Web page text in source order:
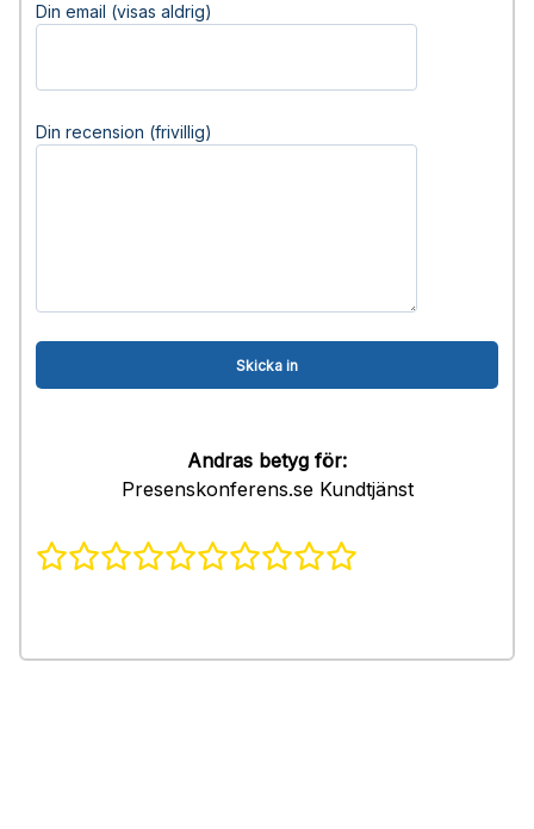
Din email (visas aldrig)
Din recension (frivillig)
Andras betyg för:
Presenskonferens.se Kundtjänst